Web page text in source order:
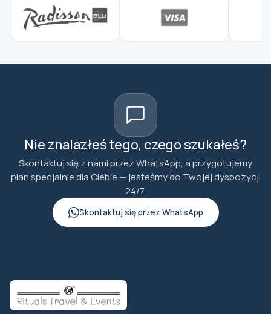
Nie znalazłeś tego, czego szukałeś?
Skontaktuj się z nami przez WhatsApp, a przygotujemy
plan specjalnie dla Ciebie — jesteśmy do Twojej dyspozycji
24/7.
Skontaktuj się przez WhatsApp